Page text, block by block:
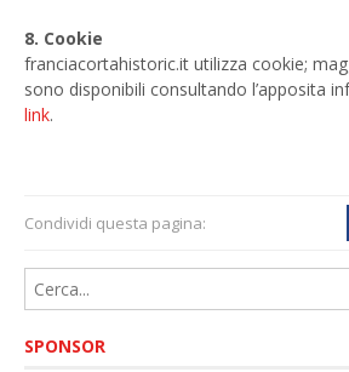
8. Cookie
franciacortahistoric.it utilizza cookie;
sono disponibili consultando l’apposita
link.
Condividi questa pagina:
SPONSOR